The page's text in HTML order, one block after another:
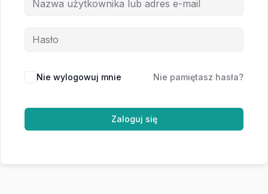
Nie wylogowuj mnie Nie pamiętasz hasła?
Zaloguj się